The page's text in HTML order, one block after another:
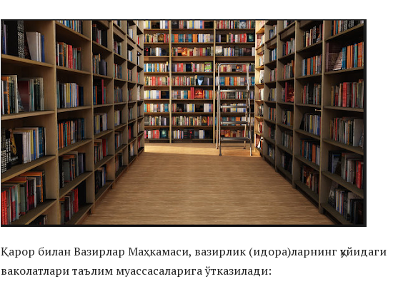
Қарор билан Вазирлар Маҳкамаси, вазирлик (идора)ларнинг қуйидаги
ваколатлари таълим муассасаларига ўтказилади: